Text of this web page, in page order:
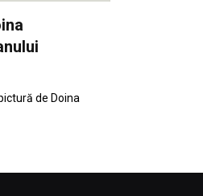
de Doina